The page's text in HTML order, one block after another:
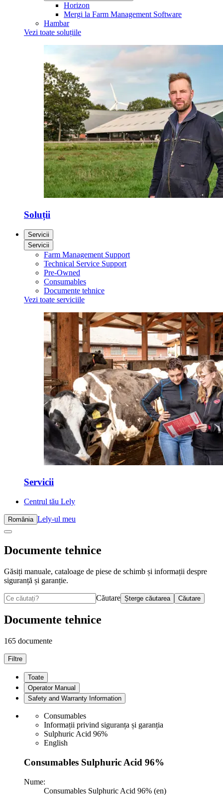
Horizon
Mergi la Farm Management Software
Hambar
Vezi toate soluțiile
Soluții
Servicii
Servicii
Farm Management Support
Technical Service Support
Pre-Owned
Consumables
Documente tehnice
Vezi toate serviciile
Servicii
Centrul tău Lely
România Lely-ul meu
Documente tehnice
Găsiți manuale, cataloage de piese de schimb și informații despre
siguranță și garanție.
Căutare Șterge căutarea Căutare
Documente tehnice
165 documente
Filtre
Toate
Operator Manual
Safety and Warranty Information
Consumables
Informații privind siguranța și garanția
Sulphuric Acid 96%
English
Consumables Sulphuric Acid 96%
Nume:
Consumables Sulphuric Acid 96% (en)